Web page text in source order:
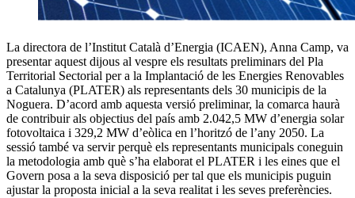
La directora de l’Institut Català d’Energia (ICAEN), Anna Camp, va
presentar aquest dijous al vespre els resultats preliminars del Pla
Territorial Sectorial per a la Implantació de les Energies Renovables
a Catalunya (PLATER) als representants dels 30 municipis de la
Noguera. D’acord amb aquesta versió preliminar, la comarca haurà
de contribuir als objectius del país amb 2.042,5 MW d’energia solar
fotovoltaica i 329,2 MW d’eòlica en l’horitzó de l’any 2050. La
sessió també va servir perquè els representants municipals coneguin
la metodologia amb què s’ha elaborat el PLATER i les eines que el
Govern posa a la seva disposició per tal que els municipis puguin
ajustar la proposta inicial a la seva realitat i les seves preferències.